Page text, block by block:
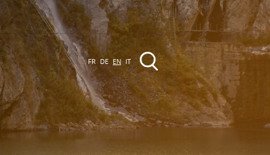
FR DE EN IT